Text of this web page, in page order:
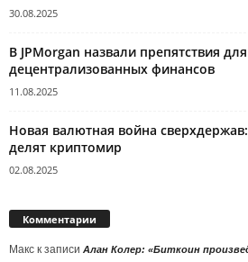
30.08.2025
В JPMorgan назвали препятствия
децентрализованных финансов
11.08.2025
Новая валютная война
делят криптомир
02.08.2025
Комментарии
Макс к записи Алан Колер: «Биткоин